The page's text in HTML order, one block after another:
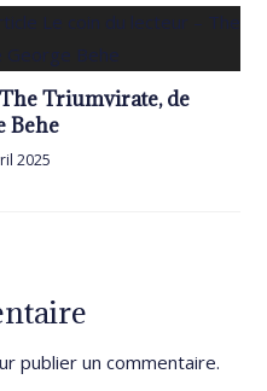
Triumvirate, de
Behe
2025
publier un commentaire.